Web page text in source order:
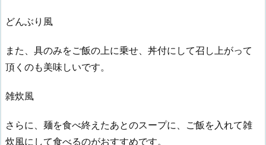
どんぶり風
また、具のみをご飯の上に乗せ、丼付にして召し上がって
頂くのも美味しいです。
雑炊風
さらに、麺を食べ終えたあとのスープに、ご飯を入れて雑
炊風にして食べるのがおすすめです。